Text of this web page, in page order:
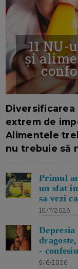
11
și
extrem de
Alimentele
nu trebuie să
Primul
un sfat
sa vezi
10/7/2026
-
9/6/2026